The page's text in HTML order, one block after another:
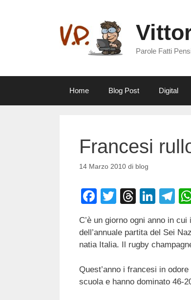
Parole Fatti
Home Blog Post Digital
Francesi
14 Marzo 2010 di blog
F
c
e
o
o
T
tt
er
T
e
a
s
Li
k
e
n
T
e
gr
m
C’è un giorno ogni anno in
dell’annuale partita del Sei
natia Italia. Il rugby
Quest’anno i francesi in
scuola e hanno dominato 46-